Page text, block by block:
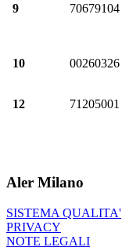
9 70679104
10 00260326
12 71205001
Aler Milano
SISTEMA QUALITA'
PRIVACY
NOTE LEGALI